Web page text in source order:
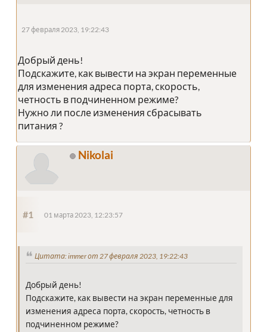
27 февраля 2023, 19:22:43
Добрый день!
Подскажите, как вывести на экран переменные
для изменения адреса порта, скорость,
четность в подчиненном режиме?
Нужно ли после изменения сбрасывать
питания ?
Nikolai
#1 01 марта 2023, 12:23:57
Цитата: immer от 27 февраля 2023, 19:22:43
Добрый день!
Подскажите, как вывести на экран переменные для
изменения адреса порта, скорость, четность в
подчиненном режиме?